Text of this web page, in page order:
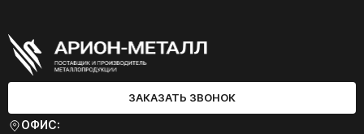
ЗАКАЗАТЬ ЗВОНОК
ОФИС: